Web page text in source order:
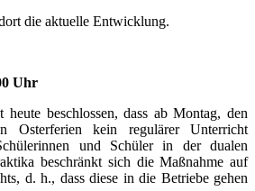
die aktuelle Entwicklung.
Uhr
heute beschlossen, dass ab Montag, den
Osterferien kein regulärer Unterricht
und Schüler in der dualen
beschränkt sich die Maßnahme auf
d. h., dass diese in die Betriebe gehen